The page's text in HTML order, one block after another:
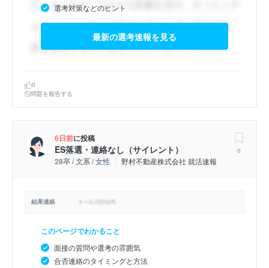
選考対策などのヒント
最新の選考速報を見る
0
問題を報告する
6日前に投稿
ES落選・連絡なし（サイレント）
28卒 / 文系 / 女性 野村不動産株式会社 就活速報
0
結果連絡
このページでわかること
面接の質問や選考の雰囲気
合否連絡のタイミングと方法